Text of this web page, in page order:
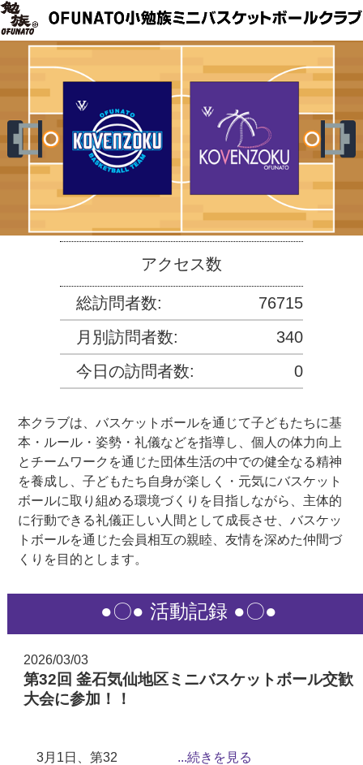
アクセス数
76715
総訪問者数:
340
月別訪問者数:
0
今日の訪問者数:
本クラブは、バスケットボールを通じて子どもたちに基
本・ルール・姿勢・礼儀などを指導し、個人の体力向上
とチームワークを通じた団体生活の中での健全なる精神
を養成し、子どもたち自身が楽しく・元気にバスケット
ボールに取り組める環境づくりを目指しながら、主体的
に行動できる礼儀正しい人間として成長させ、バスケッ
トボールを通じた会員相互の親睦、友情を深めた仲間づ
くりを目的とします。
●〇● 活動記録 ●〇●
2026/03/03
第32回 釜石気仙地区ミニバスケットボール交歓
大会に参加！！
3月1日、第32 ...続きを見る